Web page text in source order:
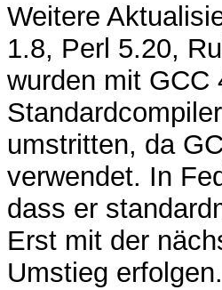
Weitere
1.8, Perl 5.20,
wurden mit GCC
umstritten, da
verwendet. In
dass er
Erst mit der
Umstieg erfolgen.